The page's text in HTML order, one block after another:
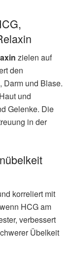
zielen auf
den
Darm und Blase.
und
Gelenke. Die
in der
korreliert mit
HCG am
verbessert
Übelkeit